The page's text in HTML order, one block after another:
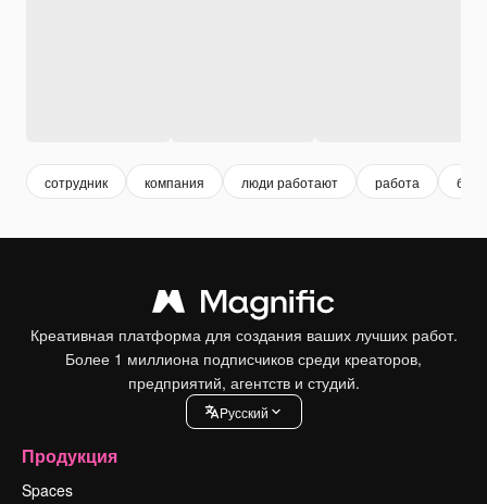
сотрудник компания люди работают работа
Креативная платформа для создания ваших лучших работ.
Более 1 миллиона подписчиков среди креаторов,
предприятий, агентств и студий.
Pусский
Продукция
Spaces